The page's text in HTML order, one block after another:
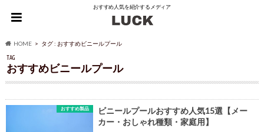
おすすめ人気を紹介するメディア
HOME タグ : おすすめビニールプール
TAG
おすすめビニールプール
おすすめ製品
ビニールプールおすすめ人気15選【メー
カー・おしゃれ種類・家庭用】